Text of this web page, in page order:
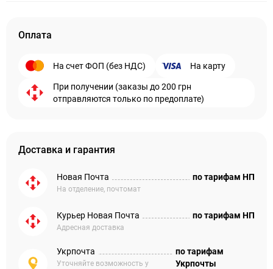
Оплата
На счет ФОП (без НДС) На карту
При получении (заказы до 200 грн
отправляются только по предоплате)
Доставка и гарантия
Новая Почта
На отделение, почтомат
по тарифам НП
Курьер Новая Почта
Адресная доставка
по тарифам НП
Укрпочта
Уточняйте возможность у
по тарифам
Укрпочты